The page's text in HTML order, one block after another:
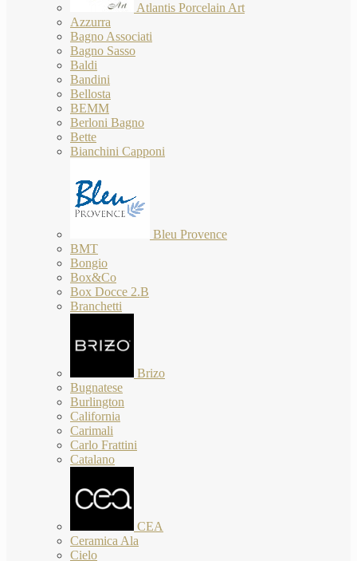
Atlantis Porcelain Art
Azzurra
Bagno Associati
Bagno Sasso
Baldi
Bandini
Bellosta
BEMM
Berloni Bagno
Bette
Bianchini Capponi
Bleu Provence
BMT
Bongio
Box&Co
Box Docce 2.B
Branchetti
Brizo
Bugnatese
Burlington
California
Carimali
Carlo Frattini
Catalano
CEA
Ceramica Ala
Cielo